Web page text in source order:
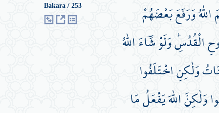
Bakara / 253
وَرَفَعَ بَعْضَهُمْ
الْقُدُسِۜ وَلَوْ شَٓاءَ اللّٰهُ
وَلٰكِنِ اخْتَلَفُوا
وَلٰكِنَّ اللّٰهَ يَفْعَلُ مَا